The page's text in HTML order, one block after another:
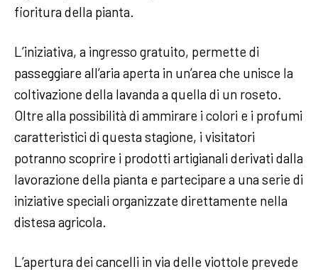
fioritura della pianta.
L’iniziativa, a ingresso gratuito, permette di
passeggiare all’aria aperta in un’area che unisce la
coltivazione della lavanda a quella di un roseto.
Oltre alla possibilità di ammirare i colori e i profumi
caratteristici di questa stagione, i visitatori
potranno scoprire i prodotti artigianali derivati dalla
lavorazione della pianta e partecipare a una serie di
iniziative speciali organizzate direttamente nella
distesa agricola.
L’apertura dei cancelli in via delle viottole prevede